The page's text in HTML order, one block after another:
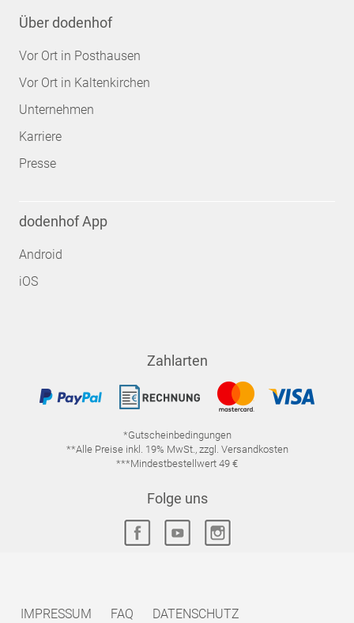
Über dodenhof
Vor Ort in Posthausen
Vor Ort in Kaltenkirchen
Unternehmen
Karriere
Presse
dodenhof App
Android
iOS
Zahlarten
*Gutscheinbedingungen
**Alle Preise inkl. 19% MwSt., zzgl. Versandkosten
***Mindestbestellwert 49 €
Folge uns
IMPRESSUM FAQ DATENSCHUTZ